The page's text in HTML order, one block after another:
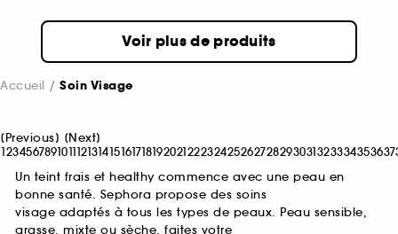
Voir plus de produits
Accueil Soin Visage
[Previous] [Next]
12345678910111213141516171819202122232425262728293031323334353637
Un teint frais et healthy commence avec une peau en
bonne santé. Sephora propose des soins
visage adaptés à tous les types de peaux. Peau sensible,
grasse, mixte ou sèche, faites votre